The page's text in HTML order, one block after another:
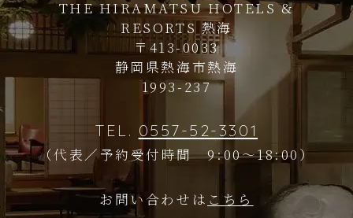
THE HIRAMATSU HOTELS &
RESORTS 熱海
〒413-0033
静岡県熱海市熱海
1993-237
TEL. 0557-52-3301
（代表／予約受付時間 9:00～18:00）
お問い合わせは こちら